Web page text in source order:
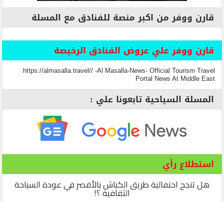
قارن ووفر من اكبر منصة للفنادق مع المسلة
قارن ووفر علي عروض الفنادق الرخيصة
https://almasalla.travel// -Al Masalla-News- Official Tourism Travel
Portal News At Middle East
المسلة السياحية تابعونا علي :
استطلاع رأي
هل تنجح احتفالية طريق الكباش بالأقصر في عودة السياحة
الثقافية ؟!